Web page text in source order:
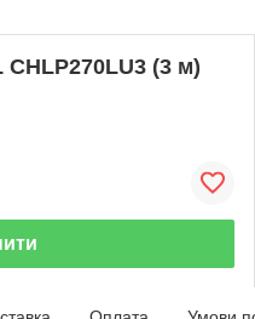
CHLP270LU3 (3 м)